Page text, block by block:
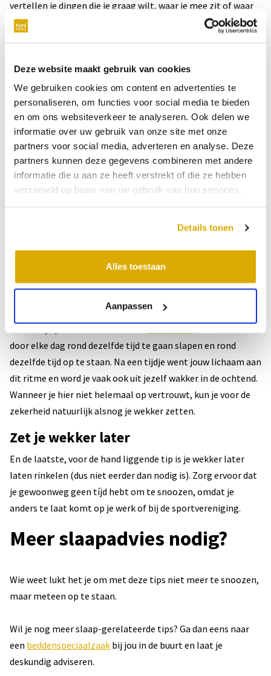
Deze website maakt gebruik van cookies
We gebruiken cookies om content en advertenties te
personaliseren, om functies voor social media te bieden
en om ons websiteverkeer te analyseren. Ook delen we
informatie over uw gebruik van onze site met onze
partners voor social media, adverteren en analyse. Deze
partners kunnen deze gegevens combineren met andere
informatie die u aan ze heeft verstrekt of die ze hebben
verzameld op basis van uw gebruik van hun services.
Details tonen
Alles toestaan
Aanpassen
vertellen je dingen die je graag wilt, waar je mee zit of waar
je bang voor bent. Interessant!
snoozen
Is snoozen bij jou een gewoonte geworden en vind je het
lastig om dit af te leren? Er zijn gelukkig diverse dingen die
jou hierbij kunnen helpen.
Plaats je wekker niet binnen
handbereik
verplaatsen van je wekker van je nachtkastje naar een plek
verder van je bed. Hierdoor móet je wel opstaan om de
wekker uit te zetten. En als je dan toch eenmaal al uit je bed
bent…
Ontwikkel een vast slaapritme
door elke dag rond dezelfde tijd te gaan slapen en rond
dezelfde tijd op te staan. Na een tijdje went jouw lichaam aan
dit ritme en word je vaak ook uit jezelf wakker in de ochtend.
Wanneer je hier niet helemaal op vertrouwt, kun je voor de
zekerheid natuurlijk alsnog je wekker zetten.
Zet je wekker later
En de laatste, voor de hand liggende tip is je wekker later
laten rinkelen (dus niet eerder dan nodig is). Zorg ervoor dat
je gewoonweg geen tíjd hebt om te snoozen, omdat je
anders te laat komt op je werk of bij de sportvereniging.
Meer slaapadvies nodig?
Wie weet lukt het je om met deze tips niet meer te snoozen,
maar meteen op te staan.
Wil je nog meer slaap-gerelateerde tips? Ga dan eens naar
een beddenspeciaalzaak bij jou in de buurt en laat je
deskundig adviseren.